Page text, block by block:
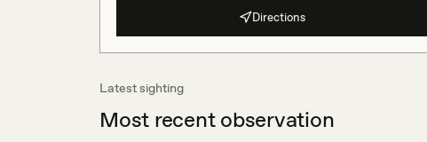
Directions
Latest sighting
Most recent observation